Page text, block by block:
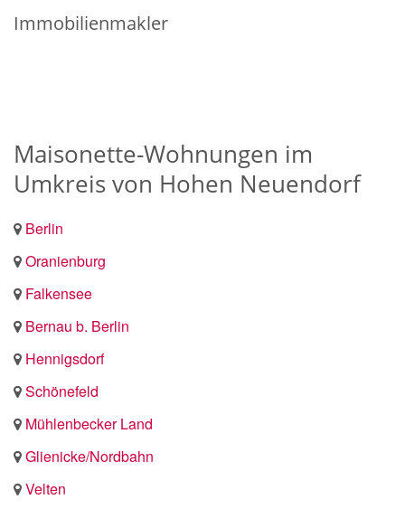
Immobilienmakler
Maisonette-Wohnungen im
Umkreis von Hohen Neuendorf
Berlin
Oranienburg
Falkensee
Bernau b. Berlin
Hennigsdorf
Schönefeld
Mühlenbecker Land
Glienicke/Nordbahn
Velten